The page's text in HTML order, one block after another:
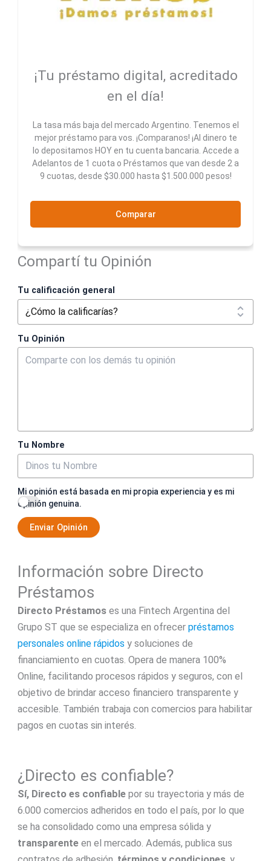
¡Tu préstamo digital, acreditado
en el día!
La tasa más baja del mercado Argentino. Tenemos el
mejor préstamo para vos. ¡Comparanos! ¡Al dinero te
lo depositamos HOY en tu cuenta bancaria. Accede a
Adelantos de 1 cuota o Préstamos que van desde 2 a
9 cuotas, desde $30.000 hasta $1.500.000 pesos!
Comparar
Compartí tu Opinión
Tu calificación general
Tu Opinión
Tu Nombre
Mi opinión está basada en mi propia experiencia y es mi
opinión genuina.
Enviar Opinión
Información sobre Directo
Préstamos
Directo Préstamos es una Fintech Argentina del
Grupo ST que se especializa en ofrecer préstamos
personales online rápidos y soluciones de
financiamiento en cuotas. Opera de manera 100%
Online, facilitando procesos rápidos y seguros, con el
objetivo de brindar acceso financiero transparente y
accesible. También trabaja con comercios para habilitar
pagos en cuotas sin interés.
¿Directo es confiable?
Sí, Directo es confiablepor su trayectoria y más de
6.000 comercios adheridos en todo el país, por lo que
se ha consolidado como una empresa sólida y
transparente en el mercado. Además, publica sus